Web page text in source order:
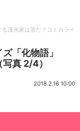
る漫画家は誰だ？コミカライ
「化物語」
真 2/4）
2018.2.16 10:00